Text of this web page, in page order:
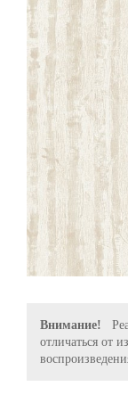
Внимание!
отличаться от